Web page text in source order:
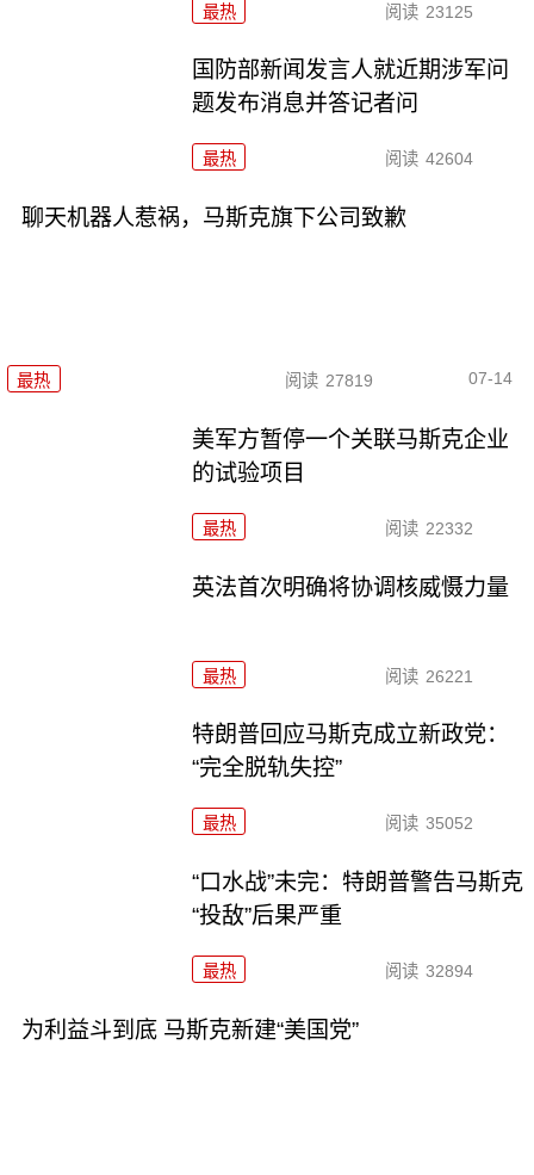
最热 阅读 23125
国防部新闻发言人就近期涉军问
题发布消息并答记者问
最热 阅读 42604
聊天机器人惹祸，马斯克旗下公司致歉
最热 阅读 27819 07-14
美军方暂停一个关联马斯克企业
的试验项目
最热 阅读 22332
英法首次明确将协调核威慑力量
最热 阅读 26221
特朗普回应马斯克成立新政党：
“完全脱轨失控”
最热 阅读 35052
“口水战”未完：特朗普警告马斯克
“投敌”后果严重
最热 阅读 32894
为利益斗到底 马斯克新建“美国党”